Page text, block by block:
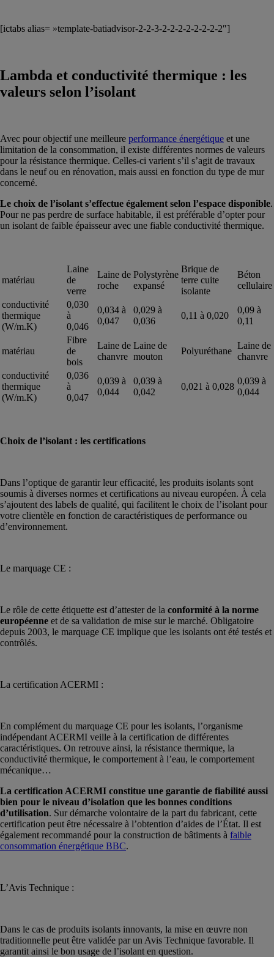
[ictabs alias= »template-batiadvisor-2-2-3-2-2-2-2-2-2-2-2″]
Lambda et conductivité thermique : les
valeurs selon l’isolant
Avec pour objectif une meilleure performance énergétique et une
limitation de la consommation, il existe différentes normes de valeurs
pour la résistance thermique. Celles-ci varient s’il s’agit de travaux
dans le neuf ou en rénovation, mais aussi en fonction du type de mur
concerné.
Le choix de l’isolant s’effectue également selon l’espace disponible.
Pour ne pas perdre de surface habitable, il est préférable d’opter pour
un isolant de faible épaisseur avec une fiable conductivité thermique.
matériau
Laine
de
verre
Laine de
roche
Polystyrène
expansé
Brique de
terre cuite
isolante
Béton
cellulaire
conductivité
thermique
(W/m.K)
0,030
à
0,046
0,034 à
0,047
0,029 à
0,036
0,11 à 0,020
0,09 à
0,11
matériau
Fibre
de
bois
Laine de
chanvre
Laine de
mouton
Polyuréthane
Laine de
chanvre
conductivité
thermique
(W/m.K)
0,036
à
0,047
0,039 à
0,044
0,039 à
0,042
0,021 à 0,028
0,039 à
0,044
Choix de l’isolant : les certifications
Dans l’optique de garantir leur efficacité, les produits isolants sont
soumis à diverses normes et certifications au niveau européen. À cela
s’ajoutent des labels de qualité, qui facilitent le choix de l’isolant pour
votre clientèle en fonction de caractéristiques de performance ou
d’environnement.
Le marquage CE :
Le rôle de cette étiquette est d’attester de la conformité à la norme
européenne et de sa validation de mise sur le marché. Obligatoire
depuis 2003, le marquage CE implique que les isolants ont été testés et
contrôlés.
La certification ACERMI :
En complément du marquage CE pour les isolants, l’organisme
indépendant ACERMI veille à la certification de différentes
caractéristiques. On retrouve ainsi, la résistance thermique, la
conductivité thermique, le comportement à l’eau, le comportement
mécanique…
La certification ACERMI constitue une garantie de fiabilité aussi
bien pour le niveau d’isolation que les bonnes conditions
d’utilisation. Sur démarche volontaire de la part du fabricant, cette
certification peut être nécessaire à l’obtention d’aides de l’État. Il est
également recommandé pour la construction de bâtiments à faible
consommation énergétique BBC.
L’Avis Technique :
Dans le cas de produits isolants innovants, la mise en œuvre non
traditionnelle peut être validée par un Avis Technique favorable. Il
garantit ainsi le bon usage de l’isolant en question.